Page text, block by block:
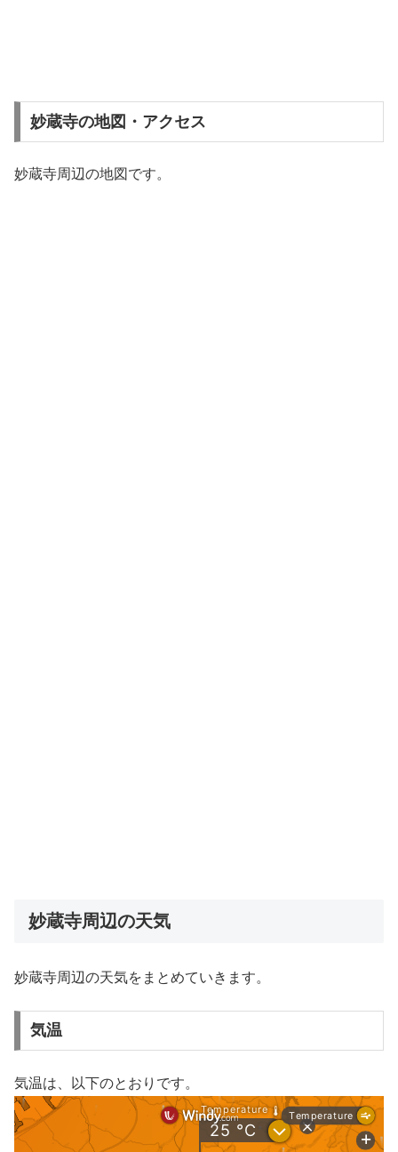
妙蔵寺の地図・アクセス
妙蔵寺周辺の地図です。
妙蔵寺周辺の天気
妙蔵寺周辺の天気をまとめていきます。
気温
気温は、以下のとおりです。